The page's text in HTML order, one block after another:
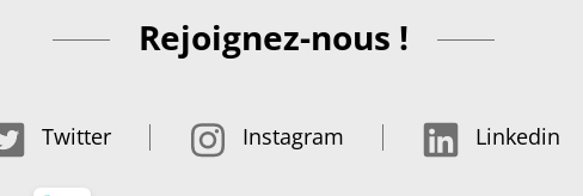
Rejoignez-nous !
Twitter Instagram Linkedin